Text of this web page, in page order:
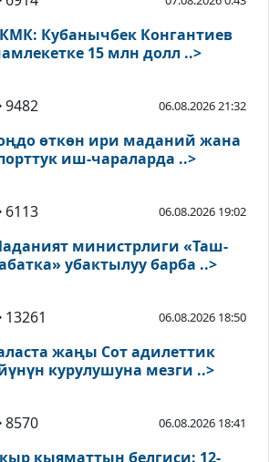
Кубанычбек Конгантиев
15 млн долл ..>
9482 06.08.2026 21:32
өткөн ири маданий жана
иш-чараларда ..>
6113 06.08.2026 19:02
министрлиги «Таш-
убактылуу барба ..>
13261 06.08.2026 18:50
жаңы Сот адилеттик
курулушуна мезги ..>
8570 06.08.2026 18:41
кыяматтын белгиси: 12-